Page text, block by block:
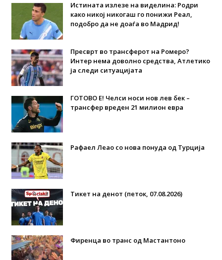
Истината излезе на виделина: Родри
како никој никогаш го понижи Реал,
подобро да не доаѓа во Мадрид!
Пресврт во трансферот на Ромеро?
Интер нема доволно средства, Атлетико
ја следи ситуацијата
ГОТОВО Е! Челси носи нов лев бек –
трансфер вреден 21 милион евра
Рафаел Леао со нова понуда од Турција
Тикет на денот (петок, 07.08.2026)
Фиренца во транс од Мастантоно